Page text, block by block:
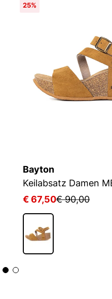
25%
Bayton
Keilabsatz Damen
€ 67,50€ 90,00